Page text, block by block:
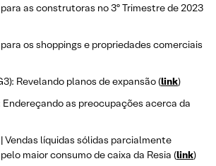
as construtoras no 3º Trimestre de 2023
os shoppings e propriedades comerciais
Revelando planos de expansão (link)
Endereçando as preocupações acerca da
| Vendas líquidas sólidas parcialmente
maior consumo de caixa da Resia (link)